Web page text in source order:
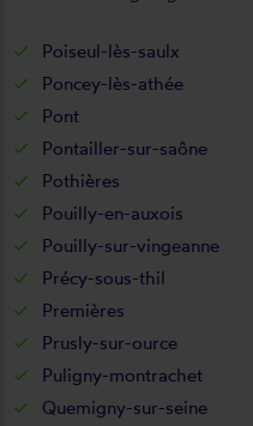
Poiseul-lès-saulx
Poncey-lès-athée
Pont
Pontailler-sur-saône
Pothières
Pouilly-en-auxois
Pouilly-sur-vingeanne
Précy-sous-thil
Premières
Prusly-sur-ource
Puligny-montrachet
Quemigny-sur-seine